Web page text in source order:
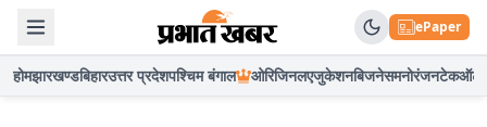
ePaper
होमझारखण्डबिहारउत्तर प्रदेशपश्चिम बंगाल ओरिजिनलएजुकेशनबिजनेसमनोरंजनटेकऑटो